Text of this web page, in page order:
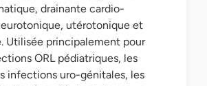
drainante cardio-
utérotonique et
Utilisée principalement pour
ORL pédiatriques, les
infections uro-génitales, les